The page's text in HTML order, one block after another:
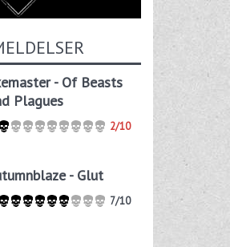
- Of Beasts
Plagues
2/10
- Glut
7/10